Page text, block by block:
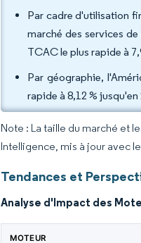
Par cadre d'utilisation
marché des services
TCAC le plus rapide à
Par géographie,
rapide à 8,12 %
Note : La taille du marché et
Intelligence, mis à jour avec
Tendances et
Analyse d'Impact des
MOTEUR